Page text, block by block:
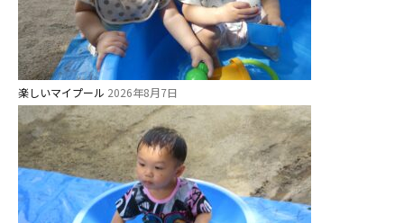
楽しいマイプール 2026年8月7日